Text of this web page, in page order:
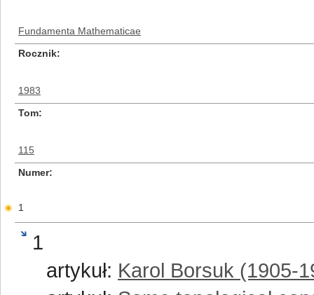
Fundamenta Mathematicae
Rocznik
1983
Tom
115
Numer
1
1
artykuł: Karol Borsuk (1905-